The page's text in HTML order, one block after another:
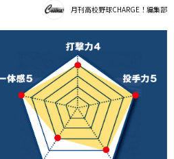
月刊高校野球CHARGE！編集部